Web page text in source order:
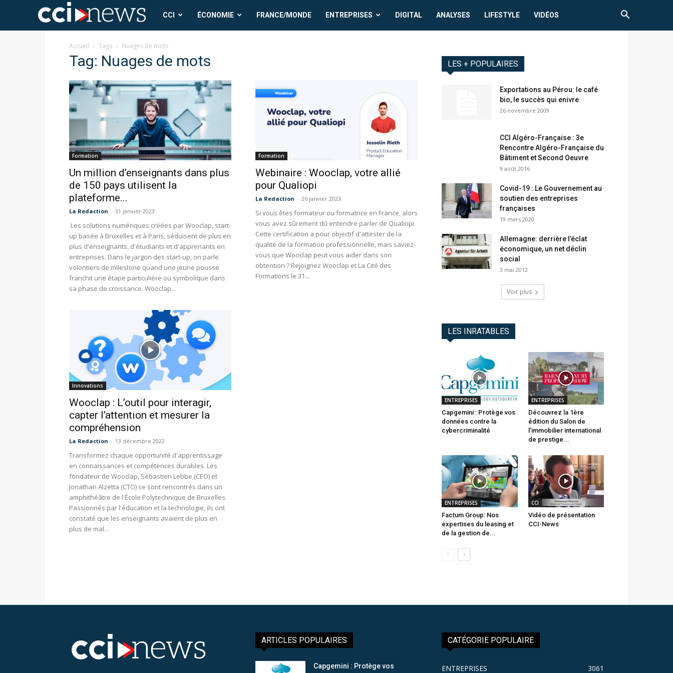
CCI
News
CCI ÉCONOMIE FRANCE/MONDE ENTREPRISES DIGITAL ANALYSES LIFESTYLE VIDÉOS
Accueil Tags Nuages de mots
Tag: Nuages de mots
Formation
Un million d’enseignants dans plus
de 150 pays utilisent la
plateforme...
La Redaction - 31 janvier 2023
Les solutions numériques créées par Wooclap, start-
up basée à Bruxelles et à Paris, séduisent de plus en
plus d'enseignants, d'étudiants et d'apprenants en
entreprises. Dans le jargon des start-up, on parle
volontiers de milestone quand une jeune pousse
franchit une étape particulière ou symbolique dans
sa phase de croissance. Wooclap...
Formation
Webinaire : Wooclap, votre allié
pour Qualiopi
La Redaction - 26 janvier 2023
Si vous êtes formateur ou formatrice en France, alors
vous avez sûrement dû entendre parler de Qualiopi.
Cette certification a pour objectif d'attester de la
qualité de la formation professionnelle, mais saviez-
vous que Wooclap peut vous aider dans son
obtention ? Rejoignez Wooclap et La Cité des
Formations le 31...
Innovations
Wooclap : L’outil pour interagir,
capter l’attention et mesurer la
compréhension
La Redaction - 13 décembre 2022
Transformez chaque opportunité d'apprentissage
en connaissances et compétences durables. Les
fondateur de Wooclap, Sébastien Lebbe (CEO) et
Jonathan Alzetta (CTO) se sont rencontrés dans un
amphithéâtre de l'École Polytechnique de Bruxelles.
Passionnés par l'éducation et la technologie, ils ont
constaté que les enseignants avaient de plus en
plus de mal...
LES + POPULAIRES
Exportations au Pérou: le café
bio, le succès qui enivre
26 novembre 2009
CCI Algéro-Française : 3e
Rencontre Algéro-Française du
Bâtiment et Second Oeuvre
9 août 2016
Covid-19 : Le Gouvernement au
soutien des entreprises
françaises
19 mars 2020
Allemagne: derrière l’éclat
économique, un net déclin
social
3 mai 2012
Voir plus
LES INRATABLES
ENTREPRISES
Capgemini : Protège vos
données contre la
cybercriminalité
ENTREPRISES
Découvrez la 1ère
édition du Salon de
l’immobilier international
de prestige...
ENTREPRISES
Factum Group: Nos
expertises du leasing et
de la gestion de...
CCI
Vidéo de présentation
CCI-News
ARTICLES POPULAIRES
Capgemini : Protège vos
CATÉGORIE POPULAIRE
ENTREPRISES 3061